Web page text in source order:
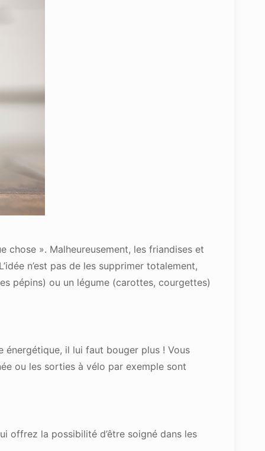
chose ». Malheureusement, les friandises et
n’est pas de les supprimer totalement,
pépins) ou un légume (carottes, courgettes)
énergétique, il lui faut bouger plus ! Vous
ou les sorties à vélo par exemple sont
offrez la possibilité d’être soigné dans les